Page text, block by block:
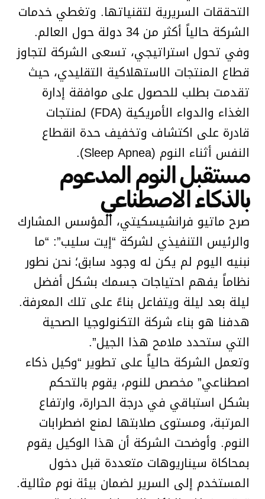
التحققات السريرية لتقنياتها. وتغطي خدمات
الشركة حالياً أكثر من 34 دولة حول العالم.
وفي تحول استراتيجي، تسعى الشركة لتجاوز
قطاع المنتجات الاستهلاكية التقليدي، حيث
تقدمت بطلب للحصول على موافقة إدارة
الغذاء والدواء الأمريكية (FDA) لمنتجات
قادرة على اكتشاف وتخفيف حدة انقطاع
النفس أثناء النوم (Sleep Apnea).
مستقبل النوم المدعوم
بالذكاء الاصطناعي
صرح ماتيو فرانشيسكيتي، المؤسس المشارك
والرئيس التنفيذي لشركة “إيت سليب”: “ما
نبنيه اليوم لم يكن له وجود سابق؛ نحن نطور
نظاماً يفهم احتياجات جسمك بشكل أفضل
ليلة بعد ليلة ويتفاعل بناءً على تلك المعرفة.
هدفنا هو بناء شركة التكنولوجيا الصحية
التي ستحدد ملامح هذا الجيل”.
وتعمل الشركة حالياً على تطوير “وكيل ذكاء
اصطناعي” مخصص للنوم، يقوم بالتحكم
بشكل استباقي في درجة الحرارة، وارتفاع
المرتبة، ومستوى صلابتها لمنع اضطرابات
النوم. وأوضحت الشركة أن هذا الوكيل يقوم
بمحاكاة سيناريوهات متعددة قبل دخول
المستخدم إلى السرير لضمان بيئة نوم مثالية.